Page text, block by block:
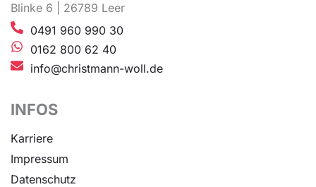
Blinke 6 | 26789 Leer
0491 960 990 30
0162 800 62 40
info@christmann-woll.de
INFOS
Karriere
Impressum
Datenschutz